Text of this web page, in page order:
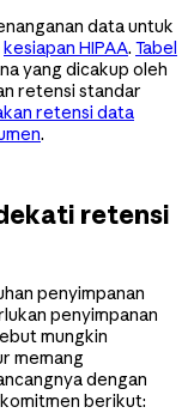
data untuk
kesiapan HIPAA. Tabel
yang dicakup oleh
retensi standar
retensi data
.
retensi
penyimpanan
penyimpanan
mungkin
memang
dengan
berikut: